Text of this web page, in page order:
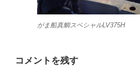
がま船真鯛スペシャルLV375H
コメントを残す